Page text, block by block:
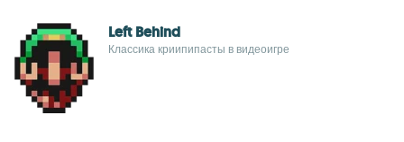
Left Behind
Классика криипипасты в видеоигре